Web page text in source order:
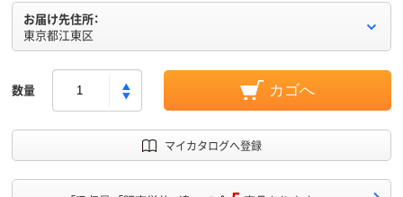
お届け先住所：
東京都江東区
数量 カゴへ
マイカタログへ登録